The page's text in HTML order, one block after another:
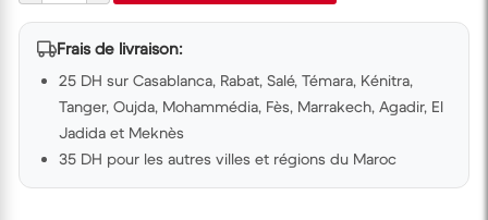
Frais de livraison:
25 DH sur Casablanca, Rabat, Salé, Témara, Kénitra,
Tanger, Oujda, Mohammédia, Fès, Marrakech, Agadir, El
Jadida et Meknès
35 DH pour les autres villes et régions du Maroc